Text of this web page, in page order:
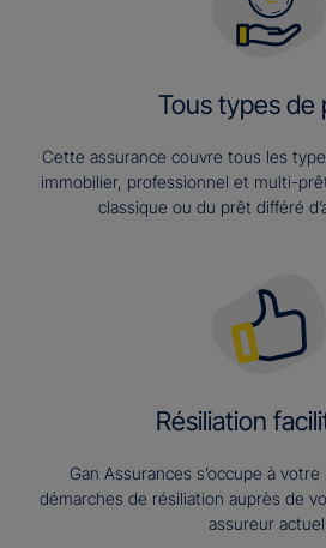
Tous types de
Cette assurance couvre tous les
immobilier, professionnel et multi-
classique ou du prêt différé
Résiliation
Gan Assurances s’occupe à
démarches de résiliation auprès de
assureur actuel.